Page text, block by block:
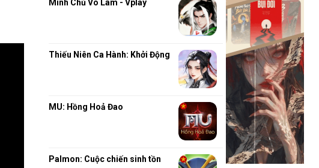
Minh Chủ Võ Lâm - Vplay
Thiếu Niên Ca Hành: Khởi Động
MU: Hồng Hoả Đao
Palmon: Cuộc chiến sinh tồn